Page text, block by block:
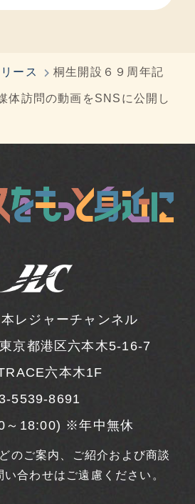
ース 桐生開設６９周年記
体訪問の動画をSNSに公開し
レジャーチャンネル
東京都港区六本木5-16-7
六本木1F
5539-8691
～18:00) ※年中無休
のご案内、ご紹介および商談
合わせはご遠慮ください。